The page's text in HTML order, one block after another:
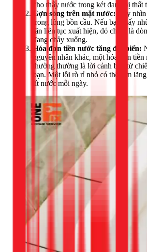
cho thấy nước trong két đang bị thất
Gợn sóng trên mặt nước: Hãy
trong lòng bồn cầu. Nếu bạn thấy
tăn liên tục xuất hiện, đó chính là
đang chảy xuống.
Hóa đơn tiền nước tăng đột biến:
nguyên nhân khác, một hóa đơn tiền
thường thường là lời cảnh báo từ
bạn. Một lỗi rò rỉ nhỏ có thể làm
lít nước mỗi ngày.